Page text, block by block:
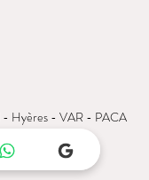
- Hyères - VAR - PACA